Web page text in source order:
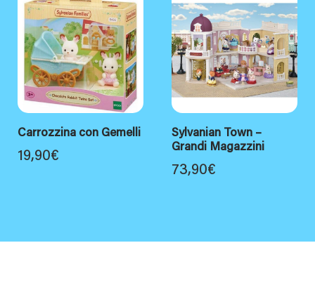
Carrozzina con Gemelli
19,90€
Sylvanian Town –
Grandi Magazzini
73,90€